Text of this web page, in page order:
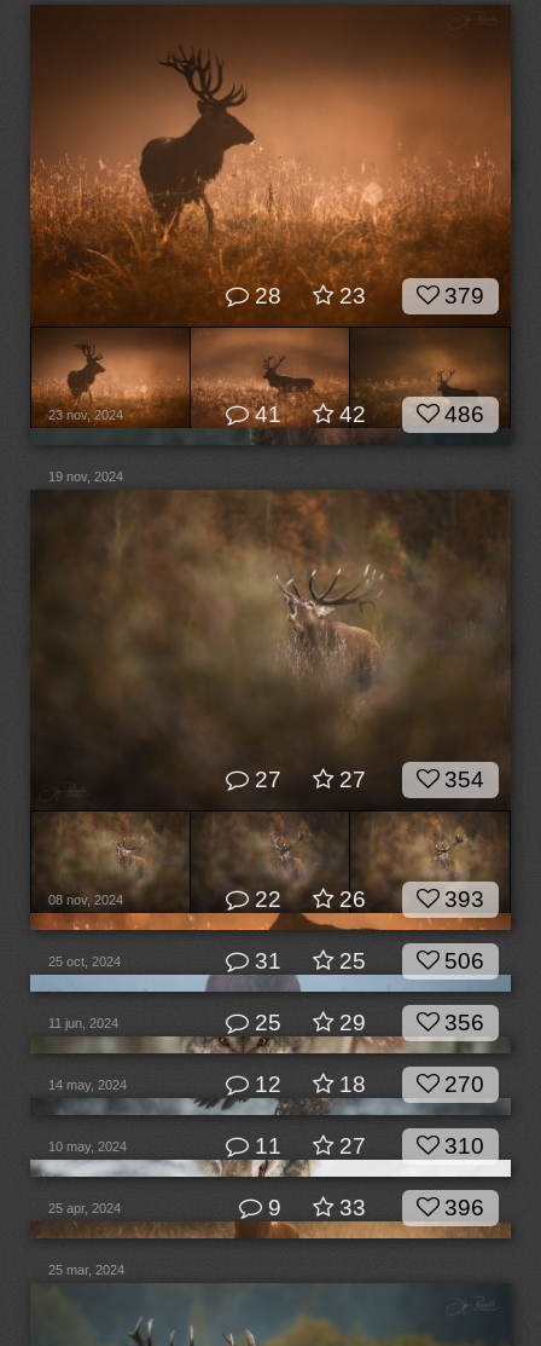
28 23 379
23 nov, 2024 41 42 486
19 nov, 2024
27 27 354
08 nov, 2024 22 26 393
25 oct, 2024 31 25 506
11 jun, 2024 25 29 356
14 may, 2024 12 18 270
10 may, 2024 11 27 310
25 apr, 2024 9 33 396
25 mar, 2024